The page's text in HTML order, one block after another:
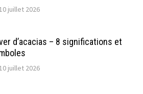
10 juillet 2026
d’acacias – 8 significations et
10 juillet 2026